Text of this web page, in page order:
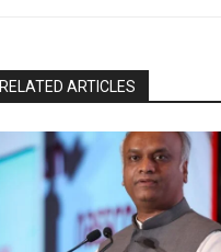
RELATED ARTICLES